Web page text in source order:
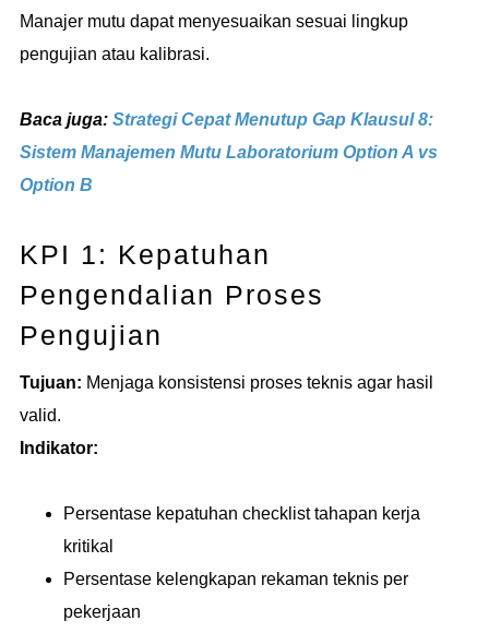
Manajer mutu dapat menyesuaikan sesuai lingkup
pengujian atau kalibrasi.
Baca juga: Strategi Cepat Menutup Gap Klausul 8:
Sistem Manajemen Mutu Laboratorium Option A vs
Option B
KPI 1: Kepatuhan
Pengendalian Proses
Pengujian
Tujuan: Menjaga konsistensi proses teknis agar hasil
valid.
Indikator:
Persentase kepatuhan checklist tahapan kerja
kritikal
Persentase kelengkapan rekaman teknis per
pekerjaan